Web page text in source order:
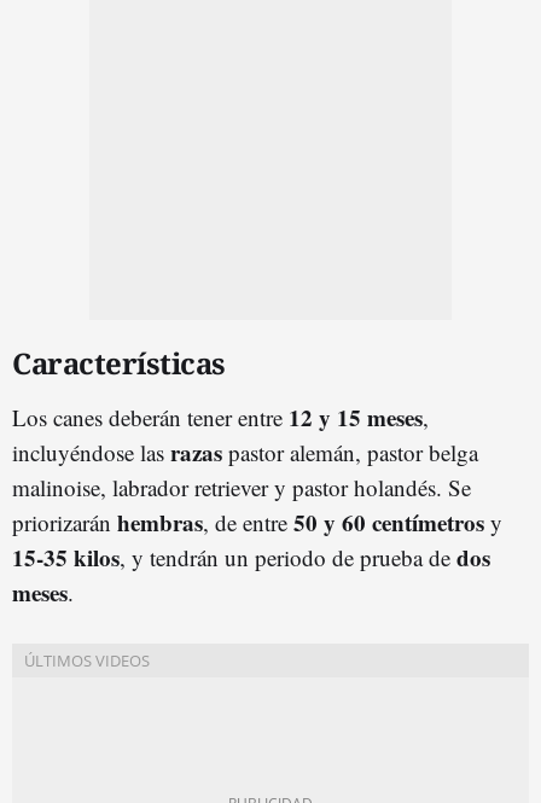
Características
Los canes deberán tener entre 12 y 15 meses,
incluyéndose las razas pastor alemán, pastor belga
malinoise, labrador retriever y pastor holandés. Se
priorizarán hembras, de entre 50 y 60 centímetros y
15-35 kilos, y tendrán un periodo de prueba de dos
meses.